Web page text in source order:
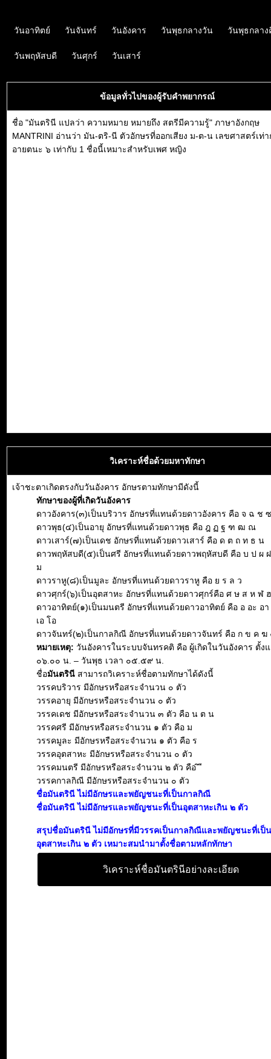
วันอาทิตย์ วันจันทร์ วันอังคาร วันพุธกลางวัน วันพุธกลา
วันพฤหัสบดี วันศุกร์ วันเสาร์
ข้อมูลทั่วไปของผู้รับคำพยากรณ์
ชื่อ "มันตรินี แปลว่า ความหมาย หมายถึง สตรีมีความรู้" ภาษาอังกฤษ
MANTRINI อ่านว่า มัน-ตริ-นี ตัวอักษรที่ออกเสียง ม-ต-น เลขศาสตร์เท่
อายตนะ ๖ เท่ากับ 1 ชื่อนี้เหมาะสำหรับเพศ หญิง
วิเคราะห์ชื่อด้วยมหาทักษา
เจ้าชะตาเกิดตรงกับวันอังคาร อักษรตามทักษามีดังนี้
ทักษาของผู้ที่เกิดวันอังคาร
ดาวอังคาร(๓)เป็นบริวาร อักษรที่แทนด้วยดาวอังคาร คือ จ ฉ ช
ดาวพุธ(๔)เป็นอายุ อักษรที่แทนด้วยดาวพุธ คือ ฎ ฏ ฐ ฑ ฒ ณ
ดาวเสาร์(๗)เป็นเดช อักษรที่แทนด้วยดาวเสาร์ คือ ด ต ถ ท ธ น
ดาวพฤหัสบดี(๕)เป็นศรี อักษรที่แทนด้วยดาวพฤหัสบดี คือ บ ป ผ
ม
ดาวราหู(๘)เป็นมูละ อักษรที่แทนด้วยดาวราหู คือ ย ร ล ว
ดาวศุกร์(๖)เป็นอุตสาหะ อักษรที่แทนด้วยดาวศุกร์คือ ศ ษ ส ห ฬ ฮ
ดาวอาทิตย์(๑)เป็นมนตรี อักษรที่แทนด้วยดาวอาทิตย์ คือ อ อะ อา
เอ โอ
ดาวจันทร์(๒)เป็นกาลกิณี อักษรที่แทนด้วยดาวจันทร์ คือ ก ข ค ฆ
หมายเหตุ: วันอังคารในระบบจันทรคติ คือ ผู้เกิดในวันอังคาร ตั้งแ
๐๖.๐๐ น. – วันพุธ เวลา ๐๕.๕๙ น.
ชื่อมันตรินี สามารถวิเคราะห์ชื่อตามทักษาได้ดังนี้
วรรคบริวาร มีอักษรหรือสระจำนวน ๐ ตัว
วรรคอายุ มีอักษรหรือสระจำนวน ๐ ตัว
วรรคเดช มีอักษรหรือสระจำนวน ๓ ตัว คือ น ต น
วรรคศรี มีอักษรหรือสระจำนวน ๑ ตัว คือ ม
วรรคมูละ มีอักษรหรือสระจำนวน ๑ ตัว คือ ร
วรรคอุตสาหะ มีอักษรหรือสระจำนวน ๐ ตัว
วรรคมนตรี มีอักษรหรือสระจำนวน ๒ ตัว คือ ิ ี
วรรคกาลกิณี มีอักษรหรือสระจำนวน ๐ ตัว
ชื่อมันตรินี ไม่มีอักษรและพยัญชนะที่เป็นกาลกิณี
ชื่อมันตรินี ไม่มีอักษรและพยัญชนะที่เป็นอุตสาหะเกิน ๒ ตัว
สรุปชื่อมันตรินี ไม่มีอักษรที่มีวรรคเป็นกาลกิณีและพยัญชนะที่เป็
อุตสาหะเกิน ๒ ตัว เหมาะสมนำมาตั้งชื่อตามหลักทักษา
วิเคราะห์ชื่อมันตรินีอย่างละเอียด